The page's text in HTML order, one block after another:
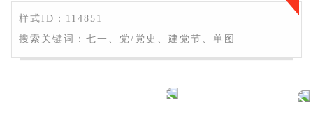
样式ID：114851
搜索关键词：七一、党/党史、建党节、单图